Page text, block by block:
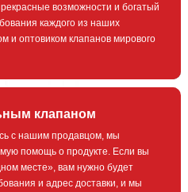
возможности и богатый
каждого из наших
и оптовиком клапанов мирового
клапаном
с нашим продавцом, мы
помощь о продукте. Если вы
месте», вам нужно будет
и адрес доставки, и мы